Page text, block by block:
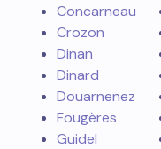
Concarneau
Crozon
Dinan
Dinard
Douarnenez
Fougères
Guidel